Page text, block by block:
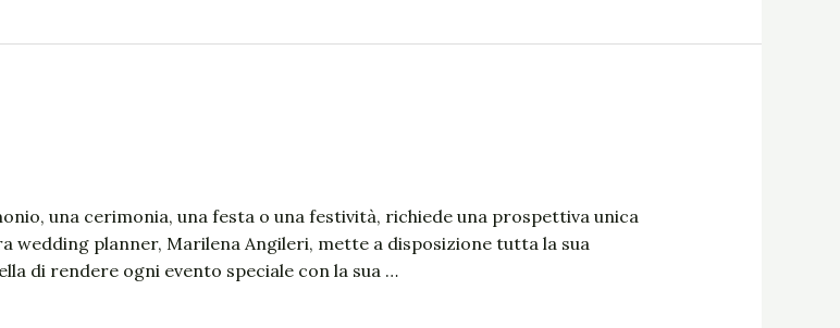
una cerimonia, una festa o una festività, richiede una prospettiva unica
wedding planner, Marilena Angileri, mette a disposizione tutta la sua
di rendere ogni evento speciale con la sua …